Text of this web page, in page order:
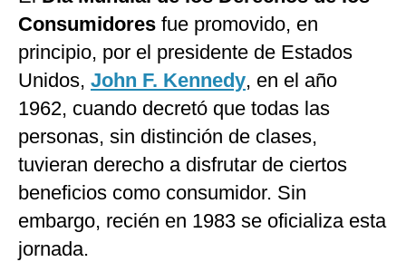
Consumidores fue promovido, en
principio, por el presidente de Estados
Unidos, John F. Kennedy, en el año
1962, cuando decretó que todas las
personas, sin distinción de clases,
tuvieran derecho a disfrutar de ciertos
beneficios como consumidor. Sin
embargo, recién en 1983 se oficializa esta
jornada.